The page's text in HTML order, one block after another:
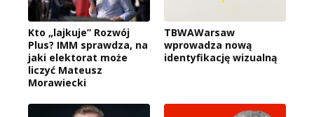
Kto „lajkuje” Rozwój
Plus? IMM sprawdza, na
jaki elektorat może
liczyć Mateusz
Morawiecki
TBWAWarsaw
wprowadza nową
identyfikację wizualną